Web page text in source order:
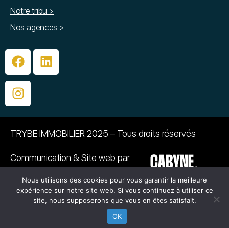
Notre tribu >
Nos agences >
TRYBE IMMOBILIER 2025 – Tous droits réservés
Communication & Site web par
PHOTOGRAPHIE :
©Caroline BAZIN – ©Emmanuelle Grimaud –
Nous utilisons des cookies pour vous garantir la meilleure
expérience sur notre site web. Si vous continuez à utiliser ce
site, nous supposerons que vous en êtes satisfait.
OK